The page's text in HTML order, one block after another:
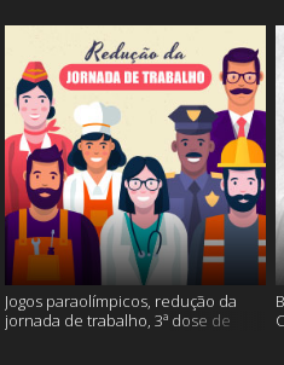
Jogos paraolímpicos, redução da
jornada de trabalho, 3ª dose de